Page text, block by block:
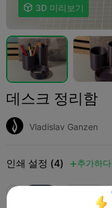
 3D 미리보기
데스크 정리함
Vladislav Ganzen
인쇄 설정 (4)  추가하다